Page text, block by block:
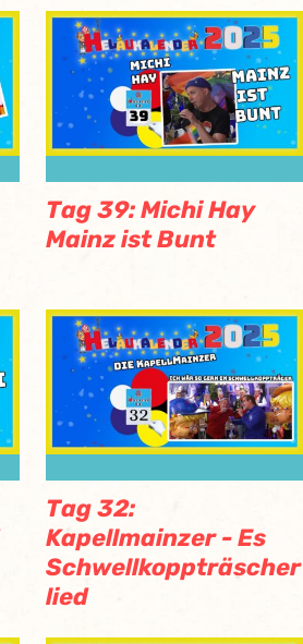
Tag 39: Michi Hay
Mainz ist Bunt
Tag 32:
Kapellmainzer - Es
Schwellkoppträscher
lied